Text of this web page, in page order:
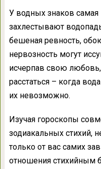
У водных знаков самая
захлестывают
бешеная ревность,
нервозность могут
исчерпав свою
расстаться – когда
их невозможно.
Изучая гороскопы
зодиакальных стихий,
только от вас самих
отношения стихийным